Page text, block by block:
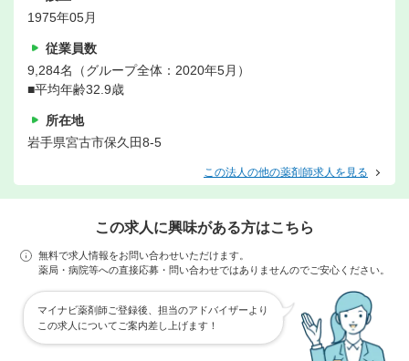
1975年05月
従業員数
9,284名（グループ全体：2020年5月）
■平均年齢32.9歳
所在地
岩手県宮古市保久田8-5
この法人の他の薬剤師求人を見る
この求人に興味がある方はこちら
無料で求人情報をお問い合わせいただけます。
薬局・病院等への直接応募・問い合わせではありませんのでご安心ください。
マイナビ薬剤師ご登録後、担当のアドバイザーより
この求人についてご案内差し上げます！